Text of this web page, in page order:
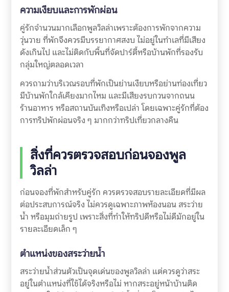
ความเงียบและการพักผ่อน
คู่รักจำนวนมากเลือกพูลวิลล่าเพราะต้องการพักจากความ
วุ่นวาย ที่พักจึงควรมีบรรยากาศสงบ ไม่อยู่ในทำเลที่มีเสียง
ดังเกินไป และไม่ติดกับพื้นที่จัดปาร์ตี้หรือบ้านพักที่รองรับ
กลุ่มใหญ่ตลอดเวลา
ควรถามว่าบริเวณรอบที่พักเป็นย่านเงียบหรือย่านท่องเที่ยว
มีบ้านพักใกล้เคียงมากไหม และมีเสียงรบกวนจากถนน
ร้านอาหาร หรือสถานบันเทิงหรือเปล่า โดยเฉพาะคู่รักที่ต้อง
การทริปพักผ่อนจริง ๆ มากกว่าทริปเที่ยวกลางคืน
สิ่งที่ควรตรวจสอบก่อนจองพูล
วิลล่า
ก่อนจองที่พักสำหรับคู่รัก ควรตรวจสอบรายละเอียดที่มีผล
ต่อประสบการณ์จริง ไม่ควรดูเฉพาะภาพห้องนอน สระว่าย
น้ำ หรือมุมถ่ายรูป เพราะสิ่งที่ทำให้ทริปดีหรือไม่ดีมักอยู่ใน
รายละเอียดเล็ก ๆ
ตำแหน่งของสระว่ายน้ำ
สระว่ายน้ำส่วนตัวเป็นจุดเด่นของพูลวิลล่า แต่ควรดูว่าสระ
อยู่ในตำแหน่งที่ใช้ได้จริงหรือไม่ หากสระอยู่หน้าบ้านติด